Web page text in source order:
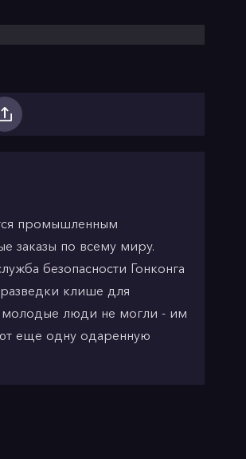
промышленным
заказы по всему миру.
безопасности Гонконга
клише для
молодые люди не могли - им
еще одну одаренную